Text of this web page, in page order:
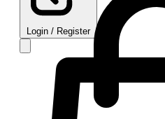
Login / Register